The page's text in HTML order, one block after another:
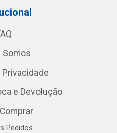
Somos
e Devolução
Pedidos